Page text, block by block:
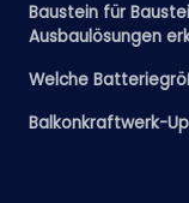
Baustein für
Ausbaulösungen
Welche
Balkonkraftwerk-